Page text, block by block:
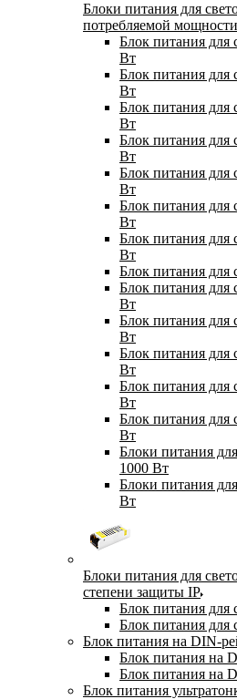
Блоки питания для
потребляемой мощности
Блок питания для
Вт
Блок питания для
Вт
Блок питания для
Вт
Блок питания для
Вт
Блок питания для
Вт
Блок питания для
Вт
Блок питания для
Вт
Блок питания для
Блок питания для
Вт
Блок питания для
Вт
Блок питания для
Вт
Блок питания для
Вт
Блок питания для
Вт
Блоки питания
1000 Вт
Блоки питания
Вт
Блоки питания для
степени защиты IP
Блок питания для
Блок питания для
Блок питания на DIN-
Блок питания на
Блок питания на
Блок питания